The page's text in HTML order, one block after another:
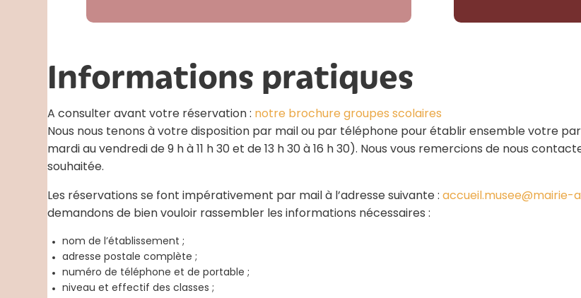
Informations pratiques
A consulter avant votre réservation : notre brochure groupes scolaires
Nous nous tenons à votre disposition par mail ou par téléphone pour établir ensemble votre
mardi au vendredi de 9 h à 11 h 30 et de 13 h 30 à 16 h 30). Nous vous remercions de nous
souhaitée.
Les réservations se font impérativement par mail à l’adresse suivante :accueil.musee@mairie-
demandons de bien vouloir rassembler les informations nécessaires :
nom de l’établissement ;
adresse postale complète ;
numéro de téléphone et de portable ;
niveau et effectif des classes ;